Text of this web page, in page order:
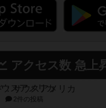
アクセス数 急上
：サウスアメリカ
2件の投稿